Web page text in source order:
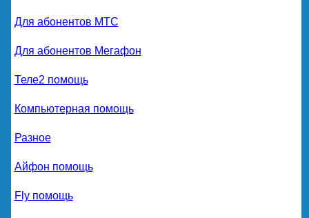
Для абонентов МТС
Для абонентов Мегафон
Теле2 помощь
Компьютерная помощь
Разное
Айфон помощь
Fly помощь